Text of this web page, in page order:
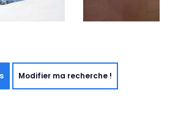
Modifier ma recherche !